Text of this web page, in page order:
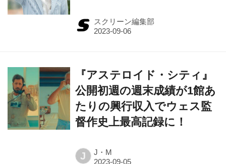
スクリーン編集部
『アステロイド・シティ』
公開初週の週末成績が1館あ
たりの興行収入でウェス監
督作史上最高記録に！
J J・M